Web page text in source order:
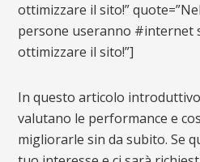
ottimizzare il sito!”
persone useranno #internet
ottimizzare il sito!”]
In questo articolo
valutano le performance e
migliorarle sin da subito. Se